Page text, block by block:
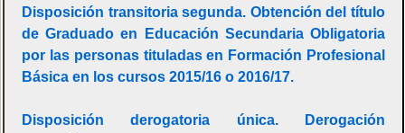
Disposición transitoria segunda. Obtención del título
de Graduado en Educación Secundaria Obligatoria
por las personas tituladas en Formación Profesional
Básica en los cursos 2015/16 o 2016/17.
Disposición derogatoria única. Derogación